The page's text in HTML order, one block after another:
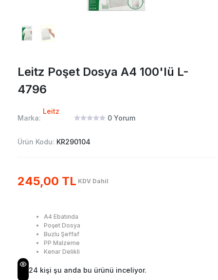
Leitz Poşet Dosya A4 100'lü L-
4796
Marka:
Leitz
0 Yorum
Ürün Kodu: KR290104
245,00 TL KDV Dahil
A4 Ebatında
Poşet Dosya
Buzlu Şeffaf
PP Malzeme
Kenar Delikli
24 kişi şu anda bu ürünü inceliyor.